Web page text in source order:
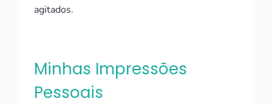
agitados.
Minhas Impressões
Pessoais